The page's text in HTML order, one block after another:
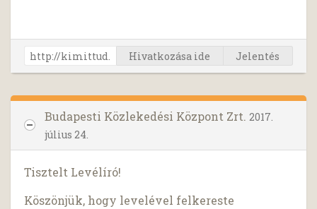
Hivatkozása ide Jelentés
Budapesti Közlekedési Központ Zrt. 2017.
július 24.
Tisztelt Levélíró!
Köszönjük, hogy levelével felkereste